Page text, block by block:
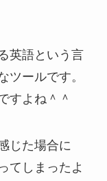
英語という言
ツールです。
すよね＾＾
じた場合に
てしまったよ